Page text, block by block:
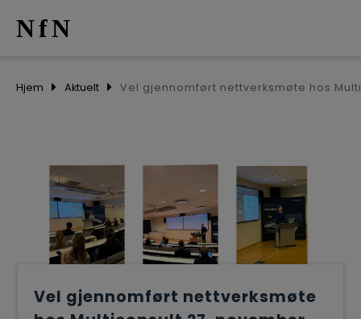
AKTUELT
OM OSS
NfN
Hjem Aktuelt
Vel gjennomført nettverksmøte